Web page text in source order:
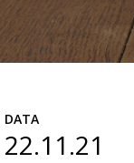
DATA
22.11.21